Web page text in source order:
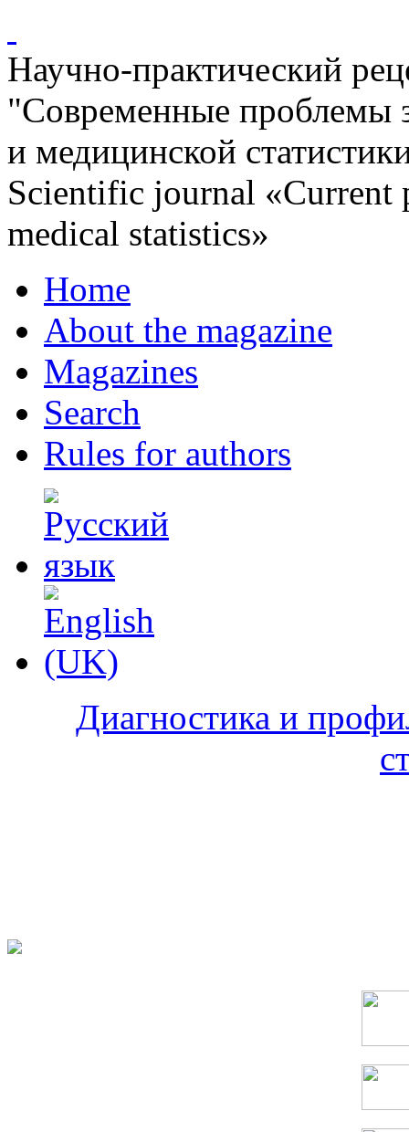
Научно-практический
"Современные проблемы
и медицинской
Scientific journal «Current
medical statistics»
Home
About the magazine
Magazines
Search
Rules for authors
Диагностика и